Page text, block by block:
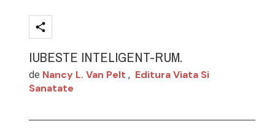
IUBESTE INTELIGENT-RUM.
de Nancy L. Van Pelt , Editura Viata Si
Sanatate